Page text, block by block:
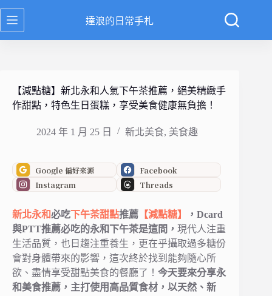
跳
至
達浪的日常手札
【減點糖】新北永和人氣下午茶推薦，絕美精緻手
作甜點，特色生日蛋糕，享受美食健康無負擔！
2024 年 1 月 25 日 新北美食, 美食趣
Google 偏好來源
Facebook
Instagram
Threads
新北永和必吃下午茶甜點推薦 【減點糖】
，Dcard
與PTT推薦必吃的永和下午茶是這間， 現代人注重
生活品質，也日趨注重養生，更在乎攝取過多糖份
會對身體帶來的影響，這次終於找到能夠隨心所
欲、盡情享受甜點美食的餐廳了！ 今天要來分享永
和美食推薦，主打使用高品質食材，以天然、新